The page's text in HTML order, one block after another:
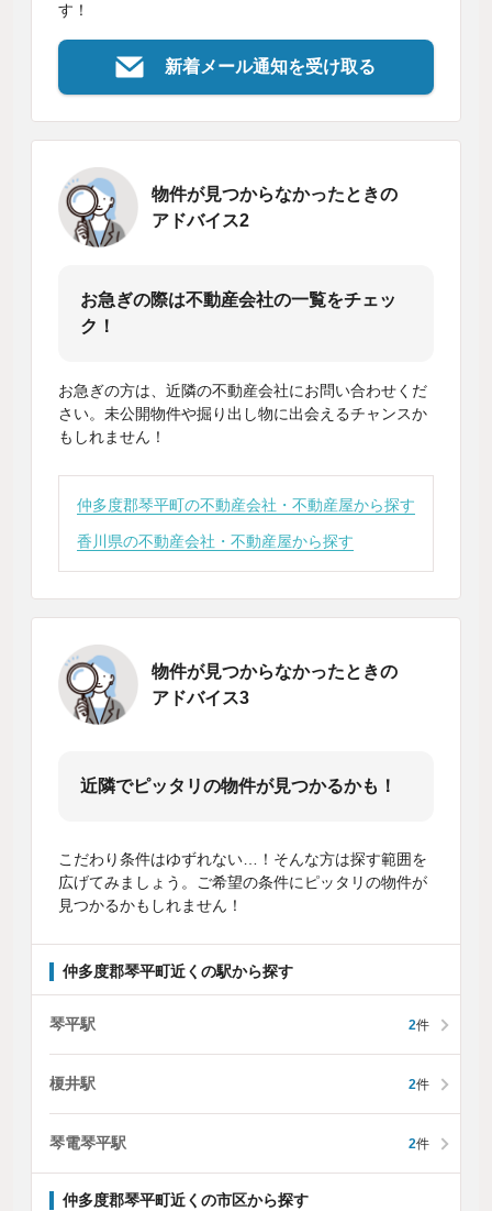
す！
新着メール通知を受け取る
物件が見つからなかったときの
アドバイス2
お急ぎの際は不動産会社の一覧をチェッ
ク！
お急ぎの方は、近隣の不動産会社にお問い合わせくだ
さい。未公開物件や掘り出し物に出会えるチャンスか
もしれません！
仲多度郡琴平町の不動産会社・不動産屋から探す
香川県の不動産会社・不動産屋から探す
物件が見つからなかったときの
アドバイス3
近隣でピッタリの物件が見つかるかも！
こだわり条件はゆずれない…！そんな方は探す範囲を
広げてみましょう。ご希望の条件にピッタリの物件が
見つかるかもしれません！
仲多度郡琴平町近くの駅から探す
琴平駅 2件
榎井駅 2件
琴電琴平駅 2件
仲多度郡琴平町近くの市区から探す